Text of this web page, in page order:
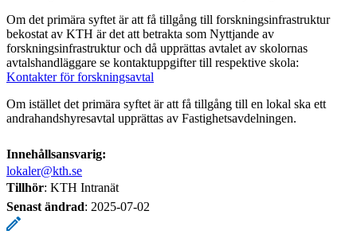
Om det primära syftet är att få tillgång till forskningsinfrastruktur
bekostat av KTH är det att betrakta som Nyttjande av
forskningsinfrastruktur och då upprättas avtalet av skolornas
avtalshandläggare se kontaktuppgifter till respektive skola:
Kontakter för forskningsavtal
Om istället det primära syftet är att få tillgång till en lokal ska ett
andrahandshyresavtal upprättas av Fastighetsavdelningen.
Innehållsansvarig:
lokaler@kth.se
Tillhör: KTH Intranät
Senast ändrad: 2025-07-02